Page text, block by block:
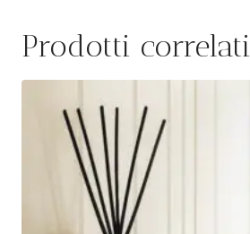
Prodotti correlati